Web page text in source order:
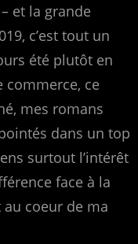
et la grande
c’est tout un
été plutôt en
commerce, ce
mes romans
dans un top
surtout l’intérêt
face à la
coeur de ma